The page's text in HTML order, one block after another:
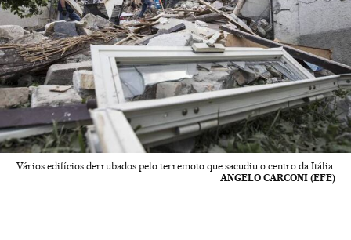
Vários edifícios derrubados pelo terremoto que sacudiu o centro da Itália.
ANGELO CARCONI (EFE)